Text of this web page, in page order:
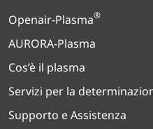
Openair-Plasma®
AURORA-Plasma
Cos’è il plasma
Servizi per la
Supporto e Assistenza